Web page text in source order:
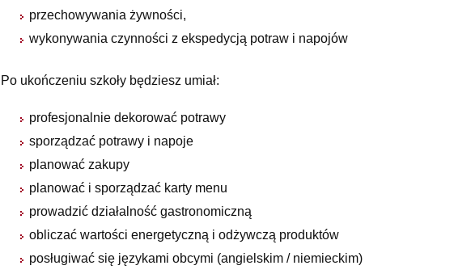
przechowywania żywności,
wykonywania czynności z ekspedycją potraw i napojów
Po ukończeniu szkoły będziesz umiał:
profesjonalnie dekorować potrawy
sporządzać potrawy i napoje
planować zakupy
planować i sporządzać karty menu
prowadzić działalność gastronomiczną
obliczać wartości energetyczną i odżywczą produktów
posługiwać się językami obcymi (angielskim / niemieckim)